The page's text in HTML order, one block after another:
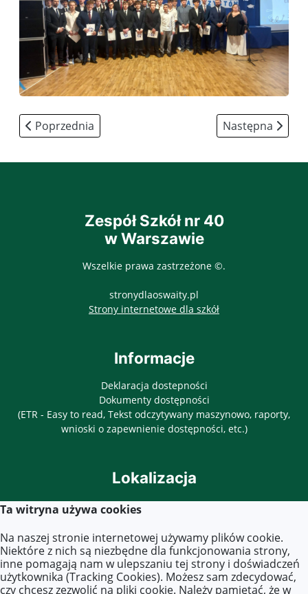
Poprzednia strona: #NiebieskieIgrzyska2026
Poprzednia Następna
Następna
Zespół Szkół nr 40
w Warszawie
Wszelkie prawa zastrzeżone ©.
stronydlaoswaity.pl
Strony internetowe dla szkółotwiera się w
Informacje
Deklaracja dostepności
Dokumenty dostępności
(ETR - Easy to read, Tekst odczytywany maszynowo, raporty,
wnioski o zapewnienie dostępności, etc.)
Lokalizacja
ul. Objazdowa 3
Kontakt
Ta witryna używa cookies
Na naszej stronie internetowej używamy plików cookie.
Niektóre z nich są niezbędne dla funkcjonowania strony,
inne pomagają nam w ulepszaniu tej strony i doświadczeń
użytkownika (Tracking Cookies). Możesz sam zdecydować,
czy chcesz zezwolić na pliki cookie. Należy pamiętać, że w